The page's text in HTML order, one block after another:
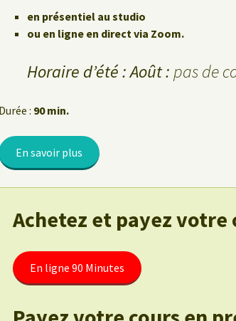
en présentiel au studio
ou en ligne en direct via Zoom.
Horaire d’été : Août : pas de
Durée : 90 min.
En savoir plus
Achetez et payez votre
En ligne 90 Minutes